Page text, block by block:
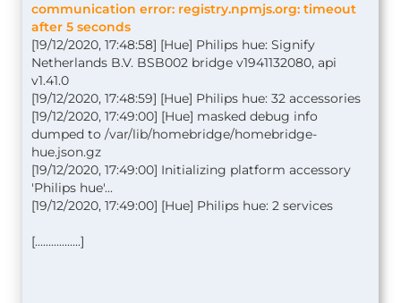
communication error: registry.npmjs.org: timeout
after 5 seconds
[19/12/2020, 17:48:58] [Hue] Philips hue: Signify
Netherlands B.V. BSB002 bridge v1941132080, api
v1.41.0
[19/12/2020, 17:48:59] [Hue] Philips hue: 32 accessories
[19/12/2020, 17:49:00] [Hue] masked debug info
dumped to /var/lib/homebridge/homebridge-
hue.json.gz
[19/12/2020, 17:49:00] Initializing platform accessory
'Philips hue'...
[19/12/2020, 17:49:00] [Hue] Philips hue: 2 services
[.................]